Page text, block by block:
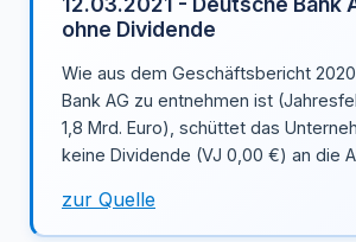
ohne Dividende
Wie aus dem Geschäftsbericht
Bank AG zu entnehmen ist
1,8 Mrd. Euro), schüttet das
keine Dividende (VJ 0,00 €) an die
zur Quelle